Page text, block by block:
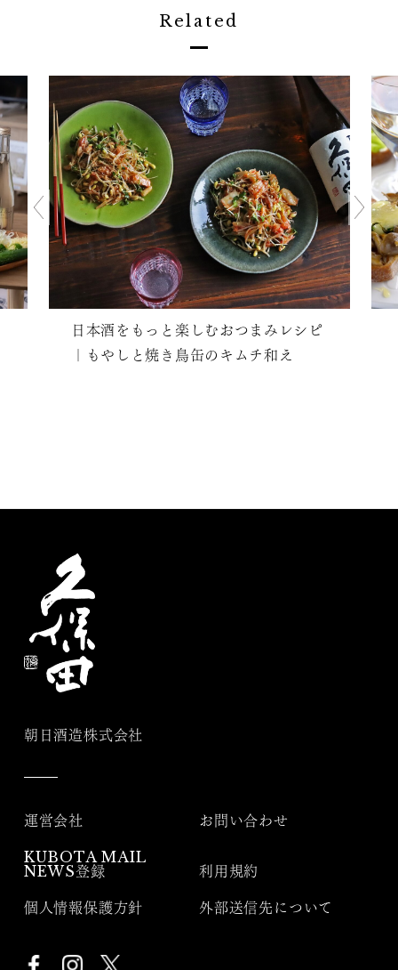
Related
日本酒をもっと楽しむおつまみレシピ
｜もやしと焼き鳥缶のキムチ和え
朝日酒造株式会社
運営会社 お問い合わせ
KUBOTA MAIL
NEWS登録
利用規約
個人情報保護方針 外部送信先について